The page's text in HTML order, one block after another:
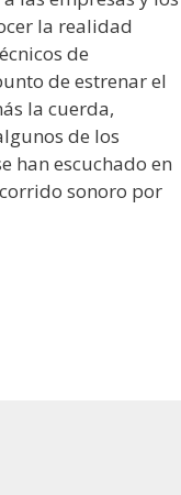
la realidad
de
de estrenar el
la cuerda,
de los
han escuchado en
sonoro por